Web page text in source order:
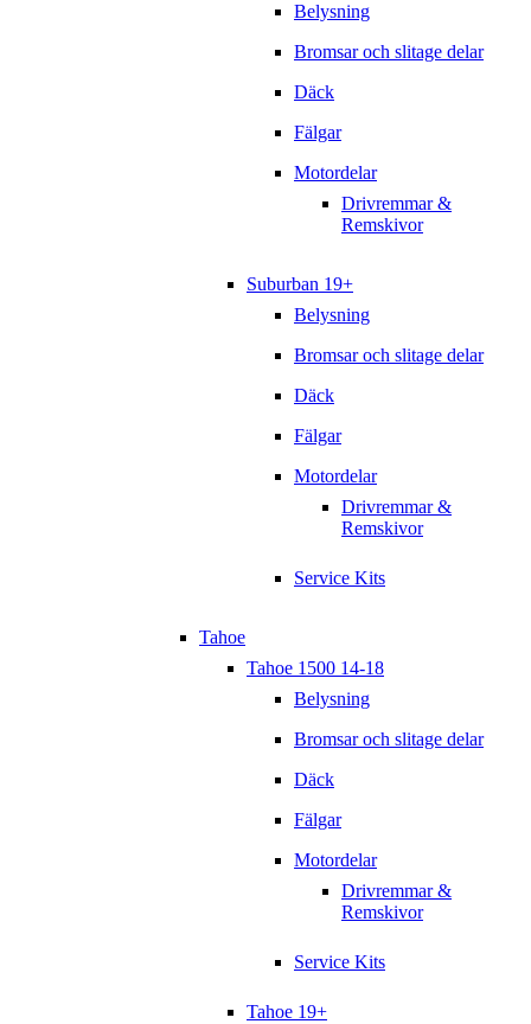
Belysning
Bromsar och slitage delar
Däck
Fälgar
Motordelar
Drivremmar &
Remskivor
Suburban 19+
Belysning
Bromsar och slitage delar
Däck
Fälgar
Motordelar
Drivremmar &
Remskivor
Service Kits
Tahoe
Tahoe 1500 14-18
Belysning
Bromsar och slitage delar
Däck
Fälgar
Motordelar
Drivremmar &
Remskivor
Service Kits
Tahoe 19+